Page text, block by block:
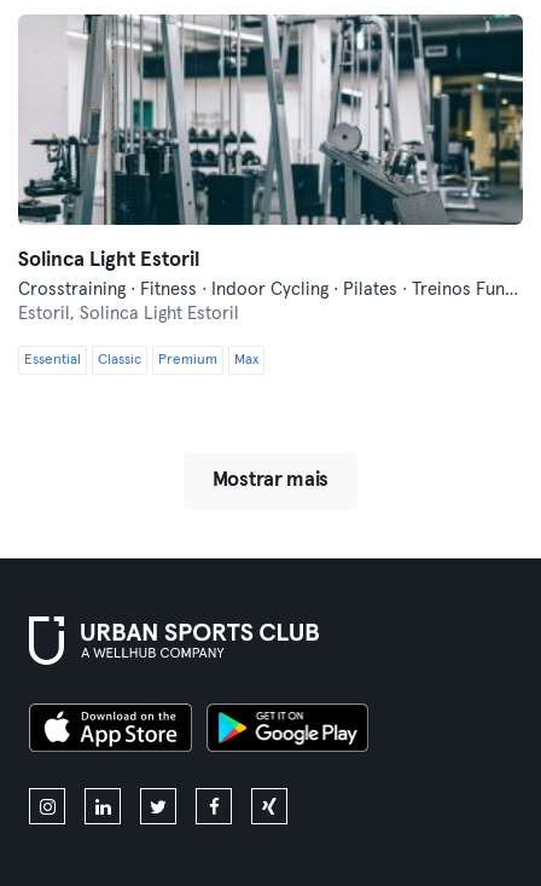
Solinca Light Estoril
Crosstraining · Fitness · Indoor Cycling · Pilates · Treinos Funcionais · Yoga
Estoril, Solinca Light Estoril
Essential Classic Premium Max
Mostrar mais